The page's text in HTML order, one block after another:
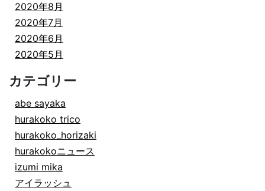
2020年8月
2020年7月
2020年6月
2020年5月
カテゴリー
abe sayaka
hurakoko trico
hurakoko_horizaki
hurakokoニュース
izumi mika
アイラッシュ